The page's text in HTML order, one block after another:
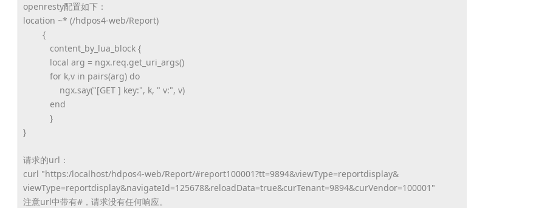
openresty配置如下：
location ~* (/hdpos4-web/Report)
{
content_by_lua_block {
local arg = ngx.req.get_uri_args()
for k,v in pairs(arg) do
ngx.say("[GET ] key:", k, " v:", v)
end
}
}
请求的url：
curl "https:/localhost/hdpos4-web/Report/#report100001?tt=9894&viewType=reportdisplay&
viewType=reportdisplay&navigateId=125678&reloadData=true&curTenant=9894&curVendor=100001"
注意url中带有#，请求没有任何响应。